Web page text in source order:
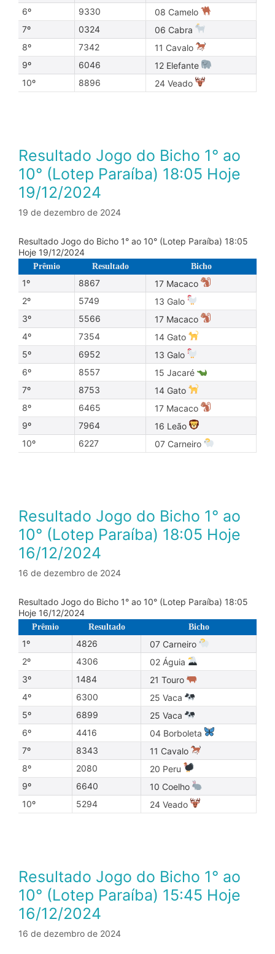
6º
9330
08 Camelo
7º
0324
06 Cabra
8º
7342
11 Cavalo
9º
6046
12 Elefante
10º
8896 24 Veado
Resultado Jogo do Bicho 1° ao
10° (Lotep Paraíba) 18:05 Hoje
19/12/2024
19 de dezembro de 2024
Resultado Jogo do Bicho 1° ao 10° (Lotep Paraíba) 18:05
Hoje 19/12/2024
Prêmio Resultado Bicho
1º 8867
17 Macaco
2º
5749
13 Galo
3º
5566
17 Macaco
4º
7354
14 Gato
5º
6952
13 Galo
6º
8557
15 Jacaré
7º
8753
14 Gato
8º
6465
17 Macaco
9º
7964
16 Leão
10º
6227 07 Carneiro
Resultado Jogo do Bicho 1° ao
10° (Lotep Paraíba) 18:05 Hoje
16/12/2024
16 de dezembro de 2024
Resultado Jogo do Bicho 1° ao 10° (Lotep Paraíba) 18:05
Hoje 16/12/2024
Prêmio Resultado Bicho
1º 4826
07 Carneiro
2º
4306
02 Águia
3º
1484
21 Touro
4º
6300
25 Vaca
5º
6899
25 Vaca
6º
4416
04 Borboleta
7º
8343
11 Cavalo
8º
2080
20 Peru
9º
6640
10 Coelho
10º
5294 24 Veado
Resultado Jogo do Bicho 1° ao
10° (Lotep Paraíba) 15:45 Hoje
16/12/2024
16 de dezembro de 2024